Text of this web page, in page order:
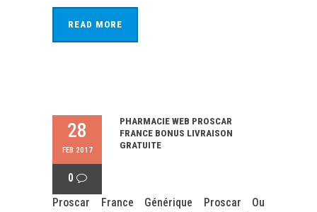
READ MORE
28
FEB 2017
0
PHARMACIE WEB PROSCAR
FRANCE BONUS LIVRAISON
GRATUITE
Proscar France Générique Proscar Ou